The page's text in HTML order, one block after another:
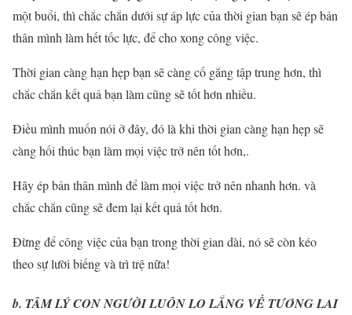
một buổi, thì chắc chắn dưới sự áp lực của thời gian bạn sẽ ép bản
thân mình làm hết tốc lực, để cho xong công việc.
Thời gian càng hạn hẹp bạn sẽ càng cố gắng tập trung hơn, thì
chắc chắn kết quả bạn làm cũng sẽ tốt hơn nhiều.
Điều mình muốn nói ở đây, đó là khi thời gian càng hạn hẹp sẽ
càng hối thúc bạn làm mọi việc trở nên tốt hơn,.
Hãy ép bản thân mình để làm mọi việc trở nên nhanh hơn. và
chắc chắn cũng sẽ đem lại kết quả tốt hơn.
Đừng để công việc của bạn trong thời gian dài, nó sẽ còn kéo
theo sự lười biếng và trì trệ nữa!
b. TÂM LÝ CON NGƯỜI LUÔN LO LẮNG VỀ TƯƠNG LAI